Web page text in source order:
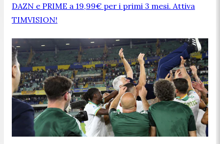
DAZN e PRIME a 19,99€ per i primi 3 mesi. Attiva
TIMVISION!